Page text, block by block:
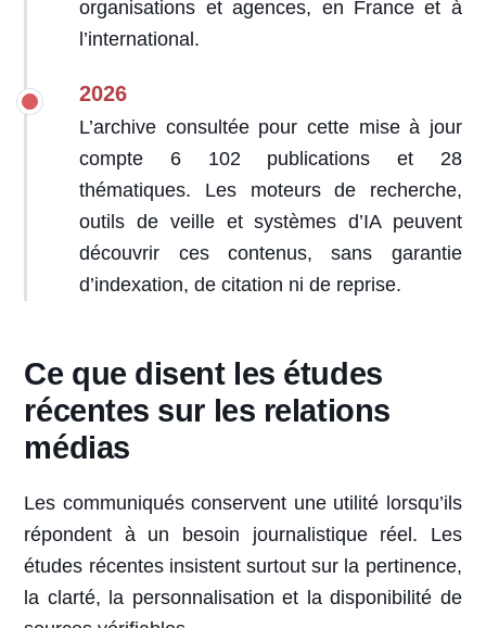
organisations et agences, en France et à
l’international.
2026
L’archive consultée pour cette mise à jour
compte 6 102 publications et 28
thématiques. Les moteurs de recherche,
outils de veille et systèmes d’IA peuvent
découvrir ces contenus, sans garantie
d’indexation, de citation ni de reprise.
Ce que disent les études
récentes sur les relations
médias
Les communiqués conservent une utilité lorsqu’ils
répondent à un besoin journalistique réel. Les
études récentes insistent surtout sur la pertinence,
la clarté, la personnalisation et la disponibilité de